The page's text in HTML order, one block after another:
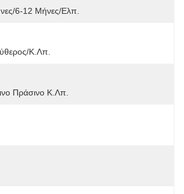
6-12 Μήνες/ελπ.
κ.λπ.
Πράσινο Κ.λπ.